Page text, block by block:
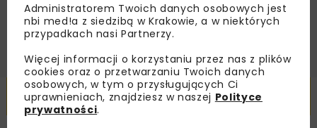
ZAPISZ MNIE
Powiązane artykuły
Administratorem Twoich danych osobowych jest
nbi med!a z siedzibą w Krakowie, a w niektórych
przypadkach nasi Partnerzy.
Więcej informacji o korzystaniu przez nas z plików
cookies oraz o przetwarzaniu Twoich danych
osobowych, w tym o przysługujących Ci
uprawnieniach, znajdziesz w naszej Polityce
prywatności.